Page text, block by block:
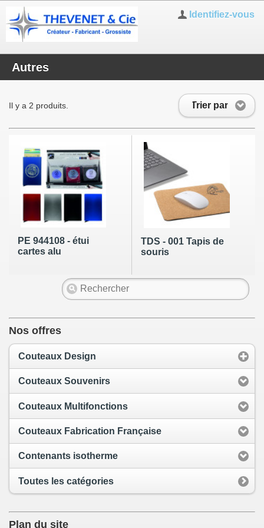
Identifiez-vous
Autres
Trier par
Il y a 2 produits.
PE 944108 - étui
cartes alu
TDS - 001 Tapis de
souris
Nos offres
Couteaux Design
Couteaux Souvenirs
Couteaux Multifonctions
Couteaux Fabrication Française
Contenants isotherme
Toutes les catégories
Plan du site